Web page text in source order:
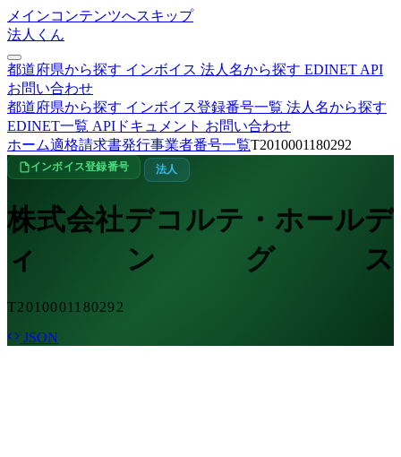
メインコンテンツへスキップ
法人くん
都道府県から探す インボイス 法人名から探す EDINET API
お問い合わせ
都道府県から探す インボイス登録番号一覧 法人名から探す
EDINET一覧 APIドキュメント お問い合わせ
ホーム適格請求書発行事業者番号一覧T2010001180292
インボイス登録番号 法人
株式会社デコルテ・ホールデ
ィングス
T2010001180292
JSON